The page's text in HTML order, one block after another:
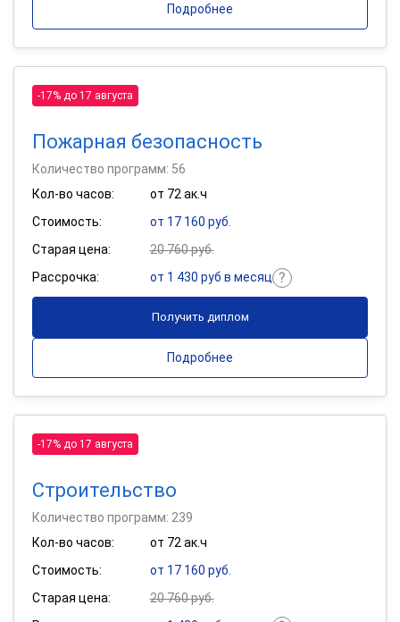
Подробнее
-17% до 17 августа
Пожарная безопасность
Количество программ: 56
Кол-во часов:
от 72 ак.ч
Стоимость:
от 17 160 руб.
Старая цена:
20 760 руб.
Рассрочка:
от 1 430 руб в месяц
Получить диплом
Подробнее
-17% до 17 августа
Строительство
Количество программ: 239
Кол-во часов:
от 72 ак.ч
Стоимость:
от 17 160 руб.
Старая цена:
20 760 руб.